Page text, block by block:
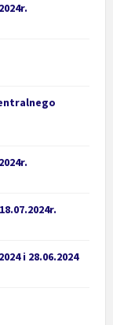
i 28.06.2024